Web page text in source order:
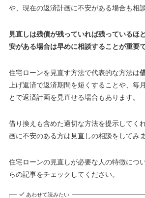
や、 現在の返済計画に不安がある場合も相
見直しは残債が残っていれば残っているほ
安がある場合は早めに相談することが重要
住宅ローンを見直す方法で代表的な方法は
上げ返済で返済期間を短くすることや、毎
とで返済計画を見直せる場合もあります。
借り換えも含めた適切な方法を提示してく
画に不安のある方は見直しの相談をしてみま
住宅ローンの見直しが必要な人の特徴につ
らの記事をチェックしてください。
あわせて読みたい